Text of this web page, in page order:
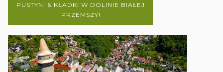
PUSTYNI & KŁADKI W DOLINIE BIAŁEJ
PRZEMSZY!